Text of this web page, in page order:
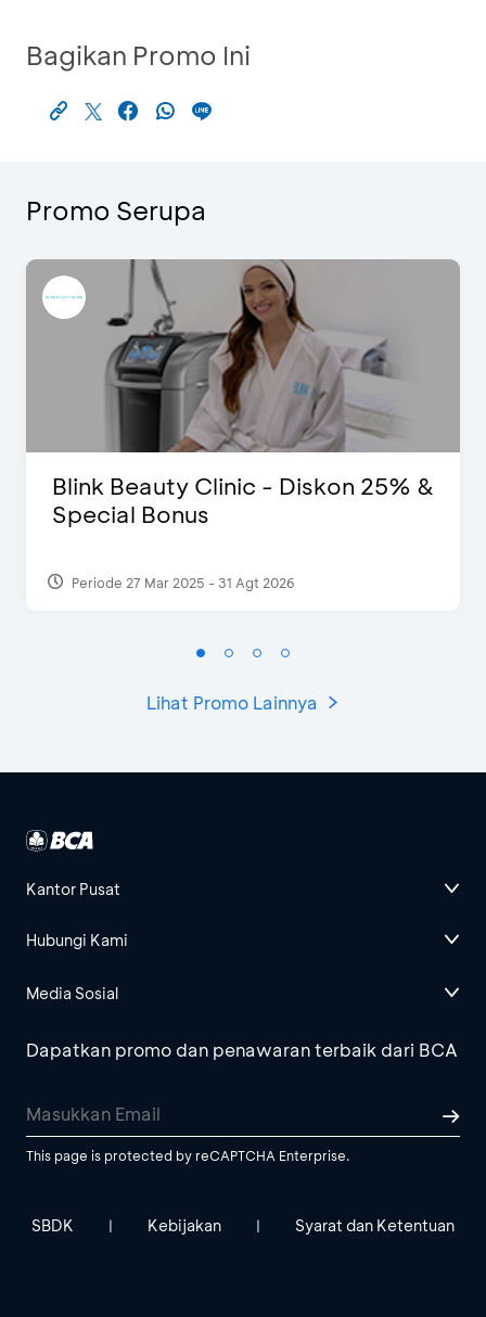
Bagikan Promo Ini
Promo Serupa
Blink Beauty Clinic - Diskon 25% &
Special Bonus
Periode 27 Mar 2025 - 31 Agt 2026
Lihat Promo Lainnya
Kantor Pusat
Hubungi Kami
Media Sosial
Dapatkan promo dan penawaran terbaik dari BCA
This page is protected by reCAPTCHA Enterprise.
SBDK | Kebijakan | Syarat dan Ketentuan